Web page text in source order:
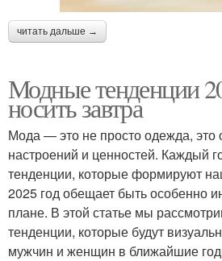
читать дальше →
Модные тенденции
носить завтра
Мода — это не просто одежда, это
настроений и ценностей. Каждый
тенденции, которые формируют
2025 год обещает быть особенно
плане. В этой статье мы
тенденции, которые будут
мужчин и женщин в ближайшие